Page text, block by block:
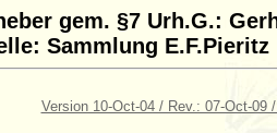
gem. §7 Urh.G.:
Sammlung E.F.Pieritz
Version 10-Oct-04 / Rev.: 07-Oct-09